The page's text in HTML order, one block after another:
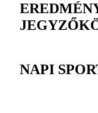
NAPI